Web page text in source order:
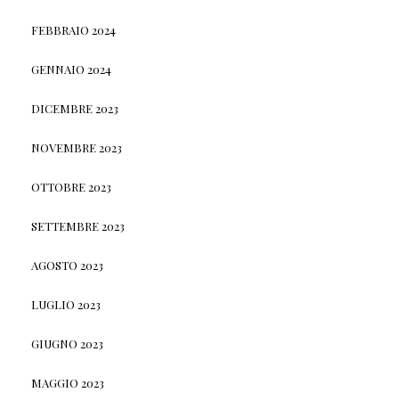
FEBBRAIO 2024
GENNAIO 2024
DICEMBRE 2023
NOVEMBRE 2023
OTTOBRE 2023
SETTEMBRE 2023
AGOSTO 2023
LUGLIO 2023
GIUGNO 2023
MAGGIO 2023